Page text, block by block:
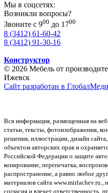
Мы в соцсетях:
Возникли вопросы?
Звоните с 900 до 1700
8 (3412) 61-60-42
8 (3412) 91-30-16
Конструктор
© 2026 Мебель от
Ижевск
Сайт разработан в
Вся информация, размещенная на
статьи, тексты, фотоизображения,
решения, иллюстрации, дизайн
объектом авторских прав и
Российской Федерации о защите
копирование, перепечатка,
распространение, а равно любое
материалов сайта www.mirlachev.ru.,
согласия и влечет ответственность,